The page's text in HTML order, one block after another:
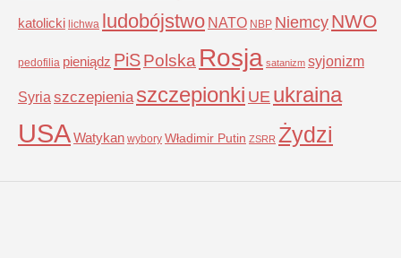
katolicki lichwa ludobójstwo NATO NBP NiemcyNWO
pedofilia pieniądz PiSPolska Rosja satanizm syjonizm
Syria szczepienia szczepionki UE ukraina
USAWatykan wybory Władimir Putin ZSRR Żydzi